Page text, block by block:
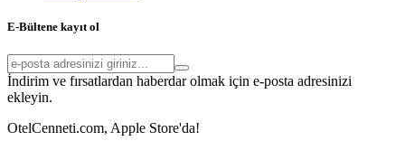
E-Bültene kayıt ol
İndirim ve fırsatlardan haberdar olmak için e-posta adresinizi
ekleyin.
OtelCenneti.com, Apple Store'da!